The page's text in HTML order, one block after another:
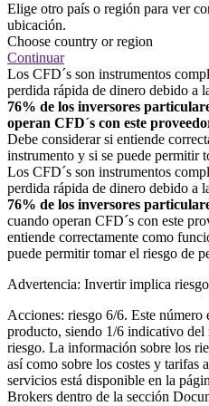
Elige otro país o región para ver
ubicación.
Choose country or region
Continuar
Los CFD´s son instrumentos
perdida rápida de dinero debido a
76% de los inversores
operan CFD´s con este
Debe considerar si entiende
instrumento y si se puede permitir
Los CFD´s son instrumentos
perdida rápida de dinero debido a
76% de los inversores
cuando operan CFD´s con este
entiende correctamente como
puede permitir tomar el riesgo de
Advertencia: Invertir implica
Acciones: riesgo 6/6. Este número
producto, siendo 1/6 indicativo
riesgo. La información sobre los
así como sobre los costes y tarifas
servicios está disponible en la
Brokers dentro de la sección